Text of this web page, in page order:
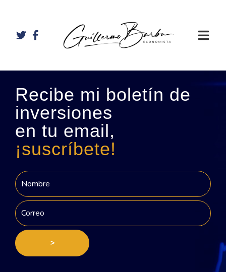
Recibe mi boletín de
inversiones
en tu email,
¡suscríbete!
>